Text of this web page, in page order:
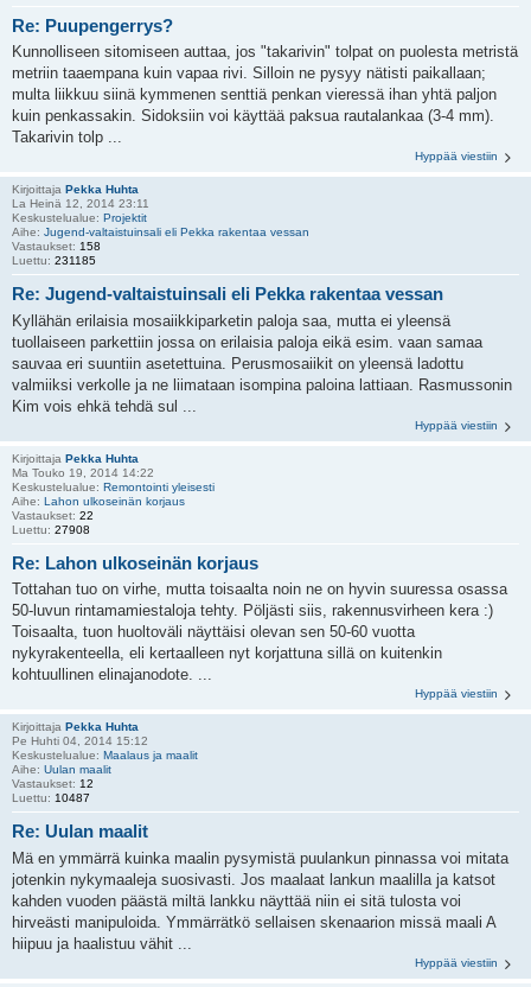
Re: Puupengerrys?
Kunnolliseen sitomiseen auttaa, jos "takarivin" tolpat on puolesta metristä
metriin taaempana kuin vapaa rivi. Silloin ne pysyy nätisti paikallaan;
multa liikkuu siinä kymmenen senttiä penkan vieressä ihan yhtä paljon
kuin penkassakin. Sidoksiin voi käyttää paksua rautalankaa (3-4 mm).
Takarivin tolp ...
Hyppää viestiin
Kirjoittaja Pekka Huhta
La Heinä 12, 2014 23:11
Keskustelualue: Projektit
Aihe: Jugend-valtaistuinsali eli Pekka rakentaa vessan
Vastaukset: 158
Luettu: 231185
Re: Jugend-valtaistuinsali eli Pekka rakentaa vessan
Kyllähän erilaisia mosaiikkiparketin paloja saa, mutta ei yleensä
tuollaiseen parkettiin jossa on erilaisia paloja eikä esim. vaan samaa
sauvaa eri suuntiin asetettuina. Perusmosaiikit on yleensä ladottu
valmiiksi verkolle ja ne liimataan isompina paloina lattiaan. Rasmussonin
Kim vois ehkä tehdä sul ...
Hyppää viestiin
Kirjoittaja Pekka Huhta
Ma Touko 19, 2014 14:22
Keskustelualue: Remontointi yleisesti
Aihe: Lahon ulkoseinän korjaus
Vastaukset: 22
Luettu: 27908
Re: Lahon ulkoseinän korjaus
Tottahan tuo on virhe, mutta toisaalta noin ne on hyvin suuressa osassa
50-luvun rintamamiestaloja tehty. Pöljästi siis, rakennusvirheen kera :)
Toisaalta, tuon huoltoväli näyttäisi olevan sen 50-60 vuotta
nykyrakenteella, eli kertaalleen nyt korjattuna sillä on kuitenkin
kohtuullinen elinajanodote. ...
Hyppää viestiin
Kirjoittaja Pekka Huhta
Pe Huhti 04, 2014 15:12
Keskustelualue: Maalaus ja maalit
Aihe: Uulan maalit
Vastaukset: 12
Luettu: 10487
Re: Uulan maalit
Mä en ymmärrä kuinka maalin pysymistä puulankun pinnassa voi mitata
jotenkin nykymaaleja suosivasti. Jos maalaat lankun maalilla ja katsot
kahden vuoden päästä miltä lankku näyttää niin ei sitä tulosta voi
hirveästi manipuloida. Ymmärrätkö sellaisen skenaarion missä maali A
hiipuu ja haalistuu vähit ...
Hyppää viestiin